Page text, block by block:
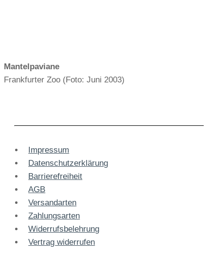
Mantelpaviane
Frankfurter Zoo (Foto: Juni 2003)
Impressum
Datenschutzerklärung
Barrierefreiheit
AGB
Versandarten
Zahlungsarten
Widerrufsbelehrung
Vertrag widerrufen